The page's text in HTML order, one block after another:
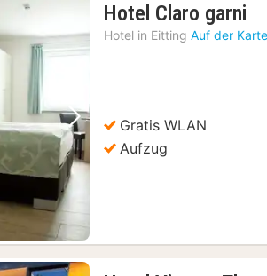
Nächstes Bild
Hotel Claro garni
Hotel in Eitting Auf der
Gratis WLAN
Aufzug